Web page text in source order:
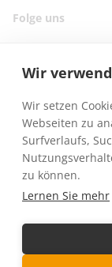
Wir
Wir setzen
Webseiten zu
Surfverlaufs,
zu können.
Lernen Sie mehr
✅ Hilfsmittel
Reisehinweise
Fragen & Antworten
Telefontermin
Für Reisebüros
Folge uns